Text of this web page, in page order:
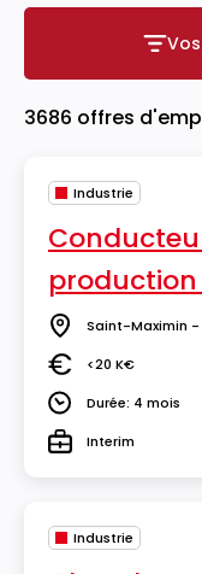
3686 offres
Industrie
production
Lieu Saint-Maximin -
Salaire<20 K€
DuréeDurée: 4 mois
TypeInterim
Industrie